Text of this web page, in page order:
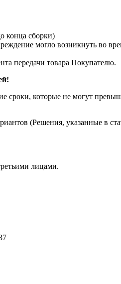
конца сборки)
могло возникнуть во
передачи товара Покупателю.
которые не могут
(Решения, указанные в
лицами.